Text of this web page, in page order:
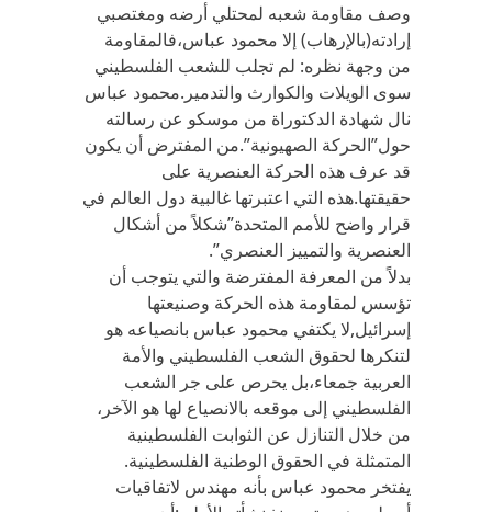
وصف مقاومة شعبه لمحتلي أرضه ومغتصبي
إرادته(بالإرهاب) إلا محمود عباس،فالمقاومة
من وجهة نظره: لم تجلب للشعب الفلسطيني
سوى الويلات والكوارث والتدمير.محمود عباس
نال شهادة الدكتوراة من موسكو عن رسالته
حول”الحركة الصهيونية”.من المفترض أن يكون
قد عرف هذه الحركة العنصرية على
حقيقتها.هذه التي اعتبرتها غالبية دول العالم في
قرار واضح للأمم المتحدة”شكلاً من أشكال
العنصرية والتمييز العنصري”.
بدلاً من المعرفة المفترضة والتي يتوجب أن
تؤسس لمقاومة هذه الحركة وصنيعتها
إسرائيل,لا يكتفي محمود عباس بانصياعه هو
لتنكرها لحقوق الشعب الفلسطيني والأمة
العربية جمعاء،بل يحرص على جر الشعب
الفلسطيني إلى موقعه بالانصياع لها هو الآخر،
من خلال التنازل عن الثوابت الفلسطينية
المتمثلة في الحقوق الوطنية الفلسطينية.
يفتخر محمود عباس بأنه مهندس لاتفاقيات